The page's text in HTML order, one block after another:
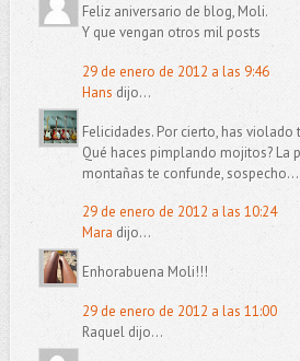
Feliz aniversario de blog, Moli.
Y que vengan otros mil posts
29 de enero de 2012 a las 9:46
Hans dijo...
Felicidades. Por cierto, has
Qué haces pimplando mojitos? La
montañas te confunde, sospecho...
29 de enero de 2012 a las 10:24
Mara dijo...
Enhorabuena Moli!!!
29 de enero de 2012 a las 11:00
Raquel dijo...